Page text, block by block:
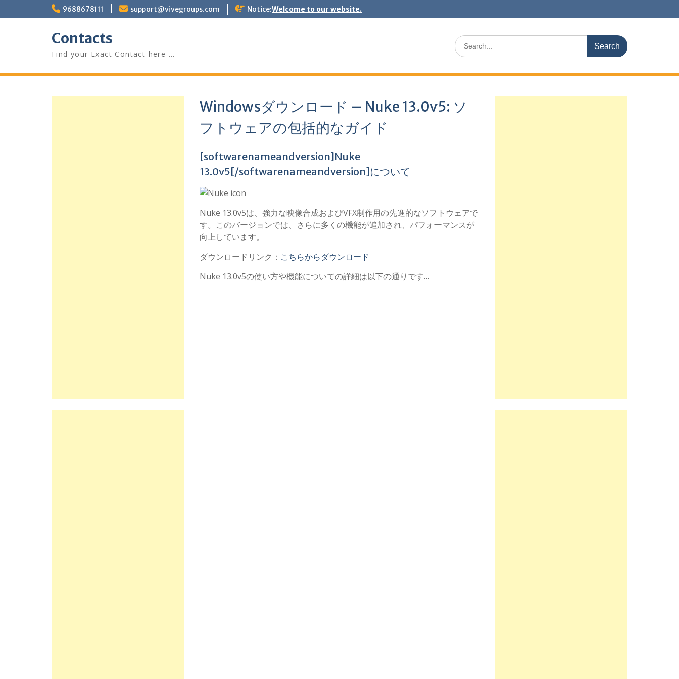
to
9688678111 support@vivegroups.com Notice:Welcome to our website.
Contacts
Find your Exact Contact here …
Search
for:
Windowsダウンロード – Nuke 13.0v5: ソ
フトウェアの包括的なガイド
[softwarenameandversion]Nuke
13.0v5[/softwarenameandversion]について
Nuke 13.0v5は、強力な映像合成およびVFX制作用の先進的なソフトウェアで
す。このバージョンでは、さらに多くの機能が追加され、パフォーマンスが
向上しています。
ダウンロードリンク： こちらからダウンロード
Nuke 13.0v5の使い方や機能についての詳細は以下の通りです…